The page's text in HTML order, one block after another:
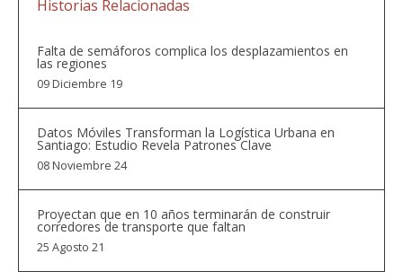
Historias Relacionadas
Falta de semáforos complica los desplazamientos en
las regiones
09 Diciembre 19
Datos Móviles Transforman la Logística Urbana en
Santiago: Estudio Revela Patrones Clave
08 Noviembre 24
Proyectan que en 10 años terminarán de construir
corredores de transporte que faltan
25 Agosto 21